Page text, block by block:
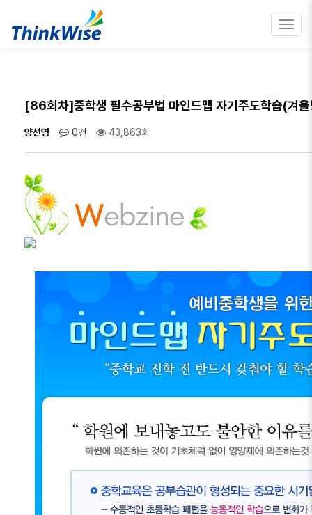
[86회차]중학생 필수공부법 마인드맵 자기주도학습(겨
양선영 0건 43,863회